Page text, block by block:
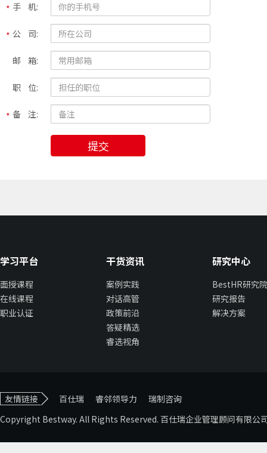
手 机:
公 司:
邮 箱:
职 位:
备 注:
提交
学习平台
面授课程
在线课程
职业认证
干货资讯
案例实践
对话高管
政策前沿
答疑精选
睿选视角
研究中心
BestHR研究院
研究报告
解决方案
友情链接 百仕瑞 睿邻领导力
瑞制咨询
Copyright Bestway. All Rights Reserved. 百仕瑞企业管理顾问有限公